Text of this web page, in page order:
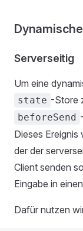
Serverseitig
Um eine
state -Store
beforeSend
Dieses Ereignis
der der
Client senden
Eingabe in
Dafür nutzen